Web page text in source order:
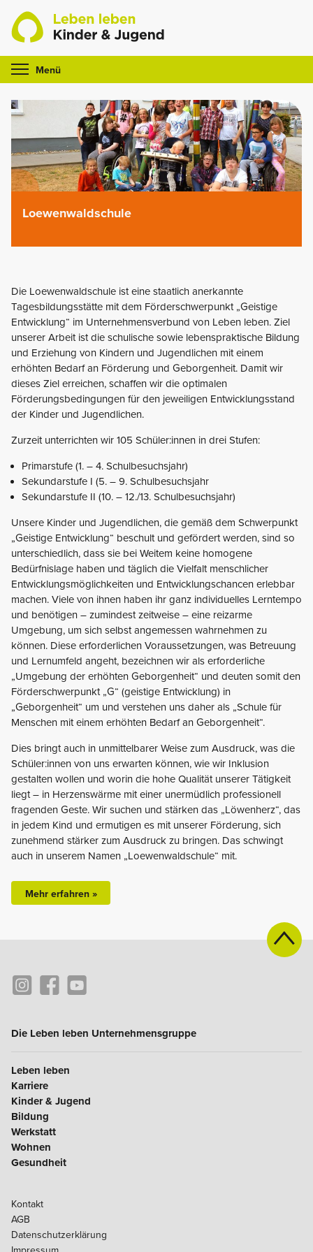
content
Menü
Loewenwaldschule
Die Loewenwaldschule ist eine staatlich anerkannte
Tagesbildungsstätte mit dem Förderschwerpunkt „Geistige
Entwicklung“ im Unternehmensverbund von Leben leben. Ziel
unserer Arbeit ist die schulische sowie lebenspraktische Bildung
und Erziehung von Kindern und Jugendlichen mit einem
erhöhten Bedarf an Förderung und Geborgenheit. Damit wir
dieses Ziel erreichen, schaffen wir die optimalen
Förderungsbedingungen für den jeweiligen Entwicklungsstand
der Kinder und Jugendlichen.
Zurzeit unterrichten wir 105 Schüler:innen in drei Stufen:
Primarstufe (1. – 4. Schulbesuchsjahr)
Sekundarstufe I (5. – 9. Schulbesuchsjahr
Sekundarstufe II (10. – 12./13. Schulbesuchsjahr)
Unsere Kinder und Jugendlichen, die gemäß dem Schwerpunkt
„Geistige Entwicklung“ beschult und gefördert werden, sind so
unterschiedlich, dass sie bei Weitem keine homogene
Bedürfnislage haben und täglich die Vielfalt menschlicher
Entwicklungsmöglichkeiten und Entwicklungschancen erlebbar
machen. Viele von ihnen haben ihr ganz individuelles Lerntempo
und benötigen – zumindest zeitweise – eine reizarme
Umgebung, um sich selbst angemessen wahrnehmen zu
können. Diese erforderlichen Voraussetzungen, was Betreuung
und Lernumfeld angeht, bezeichnen wir als erforderliche
„Umgebung der erhöhten Geborgenheit“ und deuten somit den
Förderschwerpunkt „G“ (geistige Entwicklung) in
„Geborgenheit“ um und verstehen uns daher als „Schule für
Menschen mit einem erhöhten Bedarf an Geborgenheit“.
Dies bringt auch in unmittelbarer Weise zum Ausdruck, was die
Schüler:innen von uns erwarten können, wie wir Inklusion
gestalten wollen und worin die hohe Qualität unserer Tätigkeit
liegt – in Herzenswärme mit einer unermüdlich professionell
fragenden Geste. Wir suchen und stärken das „Löwenherz“, das
in jedem Kind und ermutigen es mit unserer Förderung, sich
zunehmend stärker zum Ausdruck zu bringen. Das schwingt
auch in unserem Namen „Loewenwaldschule“ mit.
Mehr erfahren »
Die Leben leben Unternehmensgruppe
Leben leben
Karriere
Kinder & Jugend
Bildung
Werkstatt
Wohnen
Gesundheit
Kontakt
AGB
Datenschutzerklärung